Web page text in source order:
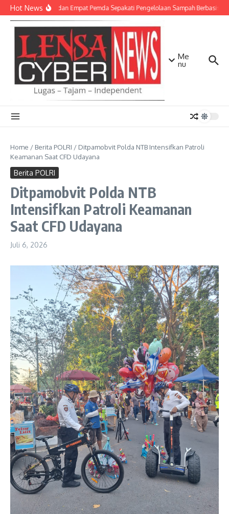
Lewati ke konten
Hot NewsTNI AD dan Empat Pemda Sepakati Pengelolaan Sampah Berbasis
Me
nu
Home / Berita POLRI / Ditpamobvit Polda NTB Intensifkan Patroli
Keamanan Saat CFD Udayana
Berita POLRI
Ditpamobvit Polda NTB
Intensifkan Patroli Keamanan
Saat CFD Udayana
Juli 6, 2026